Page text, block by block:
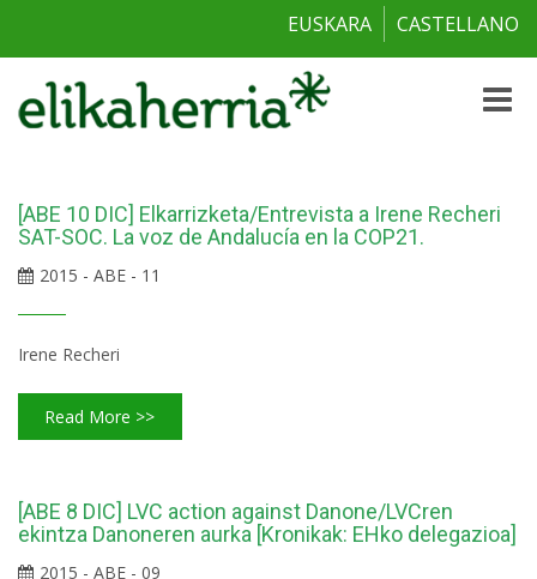
EUSKARA CASTELLANO
Toggle
[ABE 10 DIC] Elkarrizketa/Entrevista a Irene Recheri
SAT-SOC. La voz de Andalucía en la COP21.
2015 - ABE - 11
Irene Recheri
Read More >>
[ABE 8 DIC] LVC action against Danone/LVCren
ekintza Danoneren aurka [Kronikak: EHko delegazioa]
2015 - ABE - 09